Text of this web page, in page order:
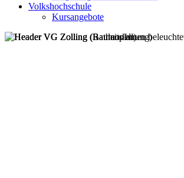
Volkshochschule
Kursangebote